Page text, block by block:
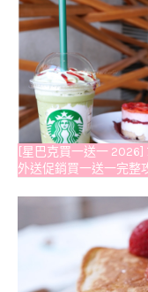
[星巴克買一送一 2026]
外送促銷買一送一完整